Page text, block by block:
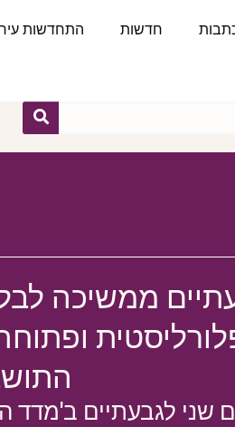
חדשות התחדשות
שני לגבעתיים ב'מדד